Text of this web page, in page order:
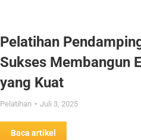
Pelatihan
Sukses Membangun
yang Kuat
Pelatihan Juli 3, 2025
Baca artikel